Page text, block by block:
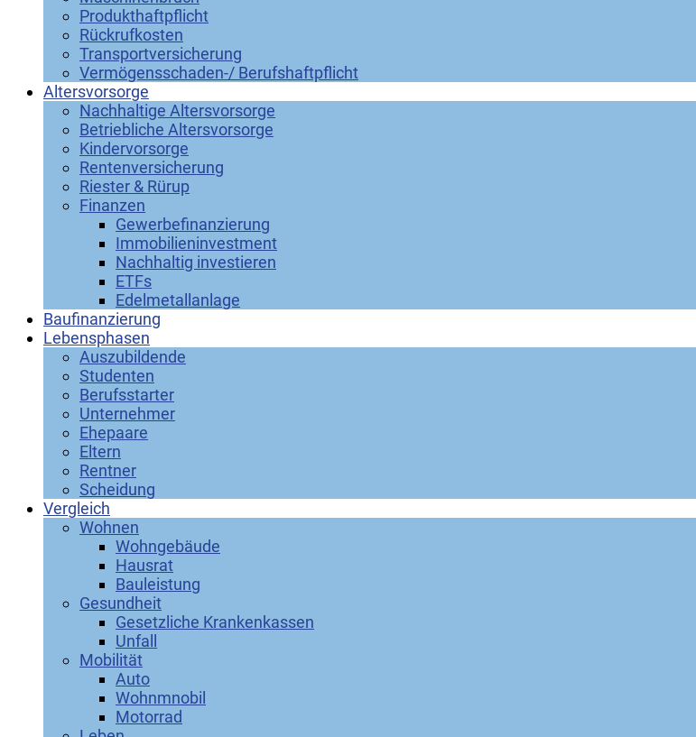
Produkthaftpflicht
Rückrufkosten
Transportversicherung
Vermögensschaden-/ Berufshaftpflicht
Altersvorsorge
Nachhaltige Altersvorsorge
Betriebliche Altersvorsorge
Kindervorsorge
Rentenversicherung
Riester & Rürup
Finanzen
Gewerbefinanzierung
Immobilieninvestment
Nachhaltig investieren
ETFs
Edelmetallanlage
Baufinanzierung
Lebensphasen
Auszubildende
Studenten
Berufsstarter
Unternehmer
Ehepaare
Eltern
Rentner
Scheidung
Vergleich
Wohnen
Wohngebäude
Hausrat
Bauleistung
Gesundheit
Gesetzliche Krankenkassen
Unfall
Mobilität
Auto
Wohnmnobil
Motorrad